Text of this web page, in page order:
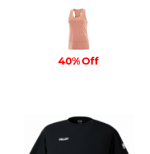
40% Off